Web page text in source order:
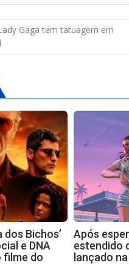
Gaga tem tatuagem em
dos Bichos’
e DNA
filme do
Após
estendido
lançado